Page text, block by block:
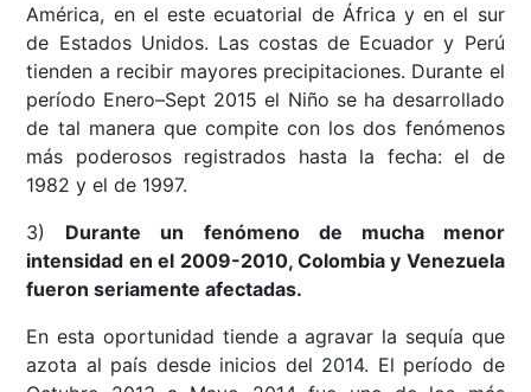
América, en el este ecuatorial de África y en el sur
de Estados Unidos. Las costas de Ecuador y Perú
tienden a recibir mayores precipitaciones. Durante el
período Enero–Sept 2015 el Niño se ha desarrollado
de tal manera que compite con los dos fenómenos
más poderosos registrados hasta la fecha: el de
1982 y el de 1997.
3) Durante un fenómeno de mucha menor
intensidad en el 2009-2010, Colombia y Venezuela
fueron seriamente afectadas.
En esta oportunidad tiende a agravar la sequía que
azota al país desde inicios del 2014. El período de